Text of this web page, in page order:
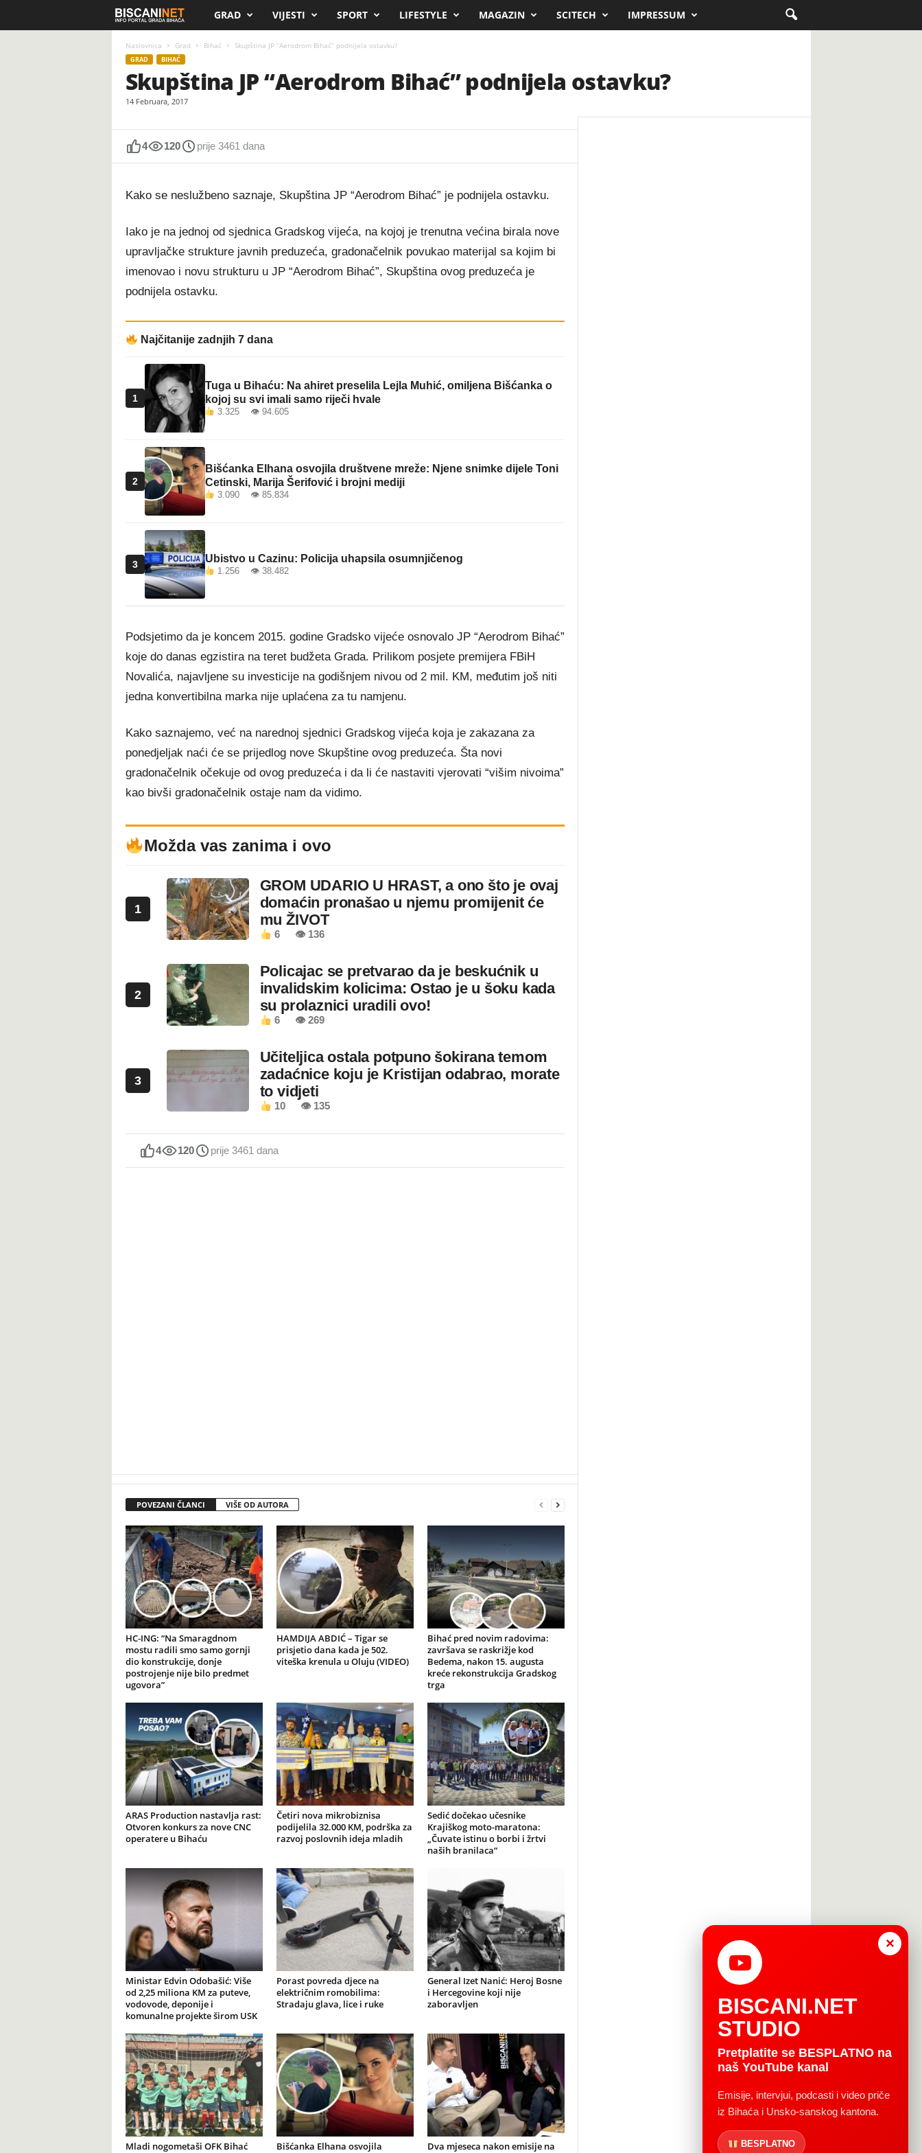
i
s
n
i
n
e
GRAD VIJESTI SPORT LIFESTYLE MAGAZIN SCITECH IMPRESSUM
Naslovnica Grad Bihać Skupština JP “Aerodrom Bihać” podnijela ostavku?
GRAD BIHAĆ
Skupština JP “Aerodrom Bihać” podnijela ostavku?
14 Februara, 2017
4 120 prije 3461 dana
Kako se neslužbeno saznaje, Skupština JP “Aerodrom Bihać” je podnijela ostavku.
Iako je na jednoj od sjednica Gradskog vijeća, na kojoj je trenutna većina birala nove
upravljačke strukture javnih preduzeća, gradonačelnik povukao materijal sa kojim bi
imenovao i novu strukturu u JP “Aerodrom Bihać”, Skupština ovog preduzeća je
podnijela ostavku.
Najčitanije zadnjih 7 dana
1
Tuga u Bihaću: Na ahiret preselila Lejla Muhić, omiljena Bišćanka o
kojoj su svi imali samo riječi hvale
3.325 👁 94.605
2
Bišćanka Elhana osvojila društvene mreže: Njene snimke dijele Toni
Cetinski, Marija Šerifović i brojni mediji
3.090 👁 85.834
3 Ubistvo u Cazinu: Policija uhapsila osumnjičenog
1.256 👁 38.482
Podsjetimo da je koncem 2015. godine Gradsko vijeće osnovalo JP “Aerodrom Bihać”
koje do danas egzistira na teret budžeta Grada. Prilikom posjete premijera FBiH
Novalića, najavljene su investicije na godišnjem nivou od 2 mil. KM, međutim još niti
jedna konvertibilna marka nije uplaćena za tu namjenu.
Kako saznajemo, već na narednoj sjednici Gradskog vijeća koja je zakazana za
ponedjeljak naći će se prijedlog nove Skupštine ovog preduzeća. Šta novi
gradonačelnik očekuje od ovog preduzeća i da li će nastaviti vjerovati “višim nivoima”
kao bivši gradonačelnik ostaje nam da vidimo.
Možda vas zanima i ovo
1
GROM UDARIO U HRAST, a ono što je ovaj
domaćin pronašao u njemu promijenit će
mu ŽIVOT
6 👁 136
2
Policajac se pretvarao da je beskućnik u
invalidskim kolicima: Ostao je u šoku kada
su prolaznici uradili ovo!
6 👁 269
3
Učiteljica ostala potpuno šokirana temom
zadaćnice koju je Kristijan odabrao, morate
to vidjeti
10 👁 135
4 120 prije 3461 dana
POVEZANI ČLANCI VIŠE OD AUTORA
HC-ING: “Na Smaragdnom
mostu radili smo samo gornji
dio konstrukcije, donje
postrojenje nije bilo predmet
ugovora”
HAMDIJA ABDIĆ – Tigar se
prisjetio dana kada je 502.
viteška krenula u Oluju (VIDEO)
Bihać pred novim radovima:
završava se raskrižje kod
Bedema, nakon 15. augusta
kreće rekonstrukcija Gradskog
trga
ARAS Production nastavlja rast:
Otvoren konkurs za nove CNC
operatere u Bihaću
Četiri nova mikrobiznisa
podijelila 32.000 KM, podrška za
razvoj poslovnih ideja mladih
Sedić dočekao učesnike
Krajiškog moto-maratona:
„Čuvate istinu o borbi i žrtvi
naših branilaca“
Ministar Edvin Odobašić: Više
od 2,25 miliona KM za puteve,
vodovode, deponije i
komunalne projekte širom USK
Porast povreda djece na
električnim romobilima:
Stradaju glava, lice i ruke
General Izet Nanić: Heroj Bosne
i Hercegovine koji nije
zaboravljen
Mladi nogometaši OFK Bihać
Bišćanka Elhana osvojila
Dva mjeseca nakon emisije na
×
BISCANI.NET
STUDIO
Pretplatite se BESPLATNO na
naš YouTube kanal
Emisije, intervjui, podcasti i video priče
iz Bihaća i Unsko-sanskog kantona.
BESPLATNO